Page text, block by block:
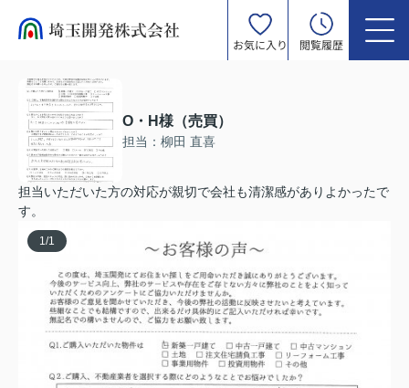
お気に入り 閲覧履歴
O・H様（売買）
担当：柳田 直喜
担当いただいた方の対応が親切で会社も清潔感がありよかったで
す。
1 /1